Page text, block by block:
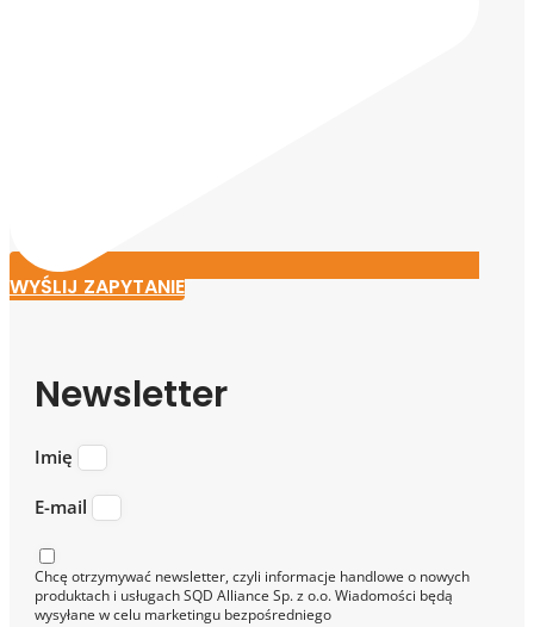
WYŚLIJ ZAPYTANIE
Newsletter
Imię
E-mail
Chcę otrzymywać newsletter, czyli informacje handlowe o nowych
produktach i usługach SQD Alliance Sp. z o.o. Wiadomości będą
wysyłane w celu marketingu bezpośredniego